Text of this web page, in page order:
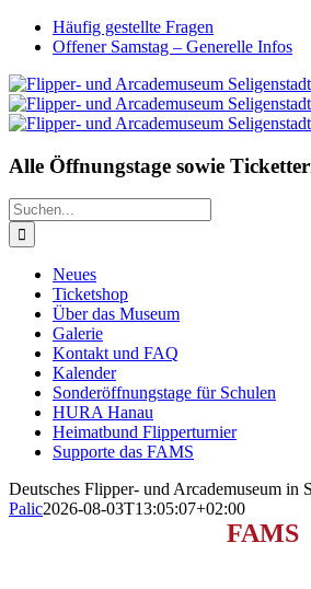
Zum
Inhalt
Facebook
Instagram
YouTube
Twitch
Mail
Häufig gestellte Fragen
Offener Samstag – Generelle Infos
Alle Öffnungstage sowie
Suche
nach:
Neues
Ticketshop
Über das Museum
Galerie
Kontakt und FAQ
Kalender
Sonderöffnungstage für Schulen
HURA Hanau
Heimatbund Flipperturnier
Supporte das FAMS
Deutsches Flipper- und Arcademuseum in
Palic2026-08-03T13:05:07+02:00
FAMS